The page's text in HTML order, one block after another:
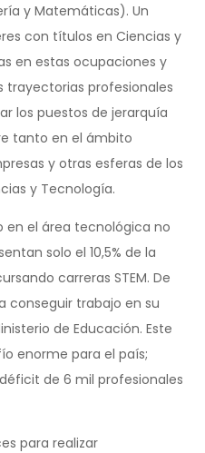
y Matemáticas). Un
con títulos en Ciencias y
en estas ocupaciones y
trayectorias profesionales
los puestos de jerarquía
tanto en el ámbito
y otras esferas de los
y Tecnología.
en el área tecnológica no
solo el 10,5% de la
carreras STEM. De
conseguir trabajo en su
de Educación. Este
enorme para el país;
de 6 mil profesionales
para realizar